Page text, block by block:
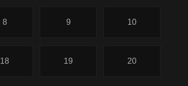
8 9 10
18 19 20